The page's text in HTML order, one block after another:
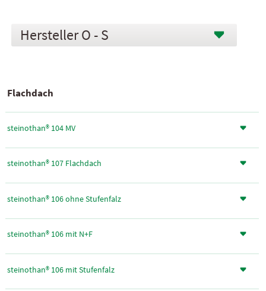
O - S
Flachdach
steinothan® 104 MV
steinothan® 107 Flachdach
steinothan® 106 ohne Stufenfalz
steinothan® 106 mit N+F
steinothan® 106 mit Stufenfalz